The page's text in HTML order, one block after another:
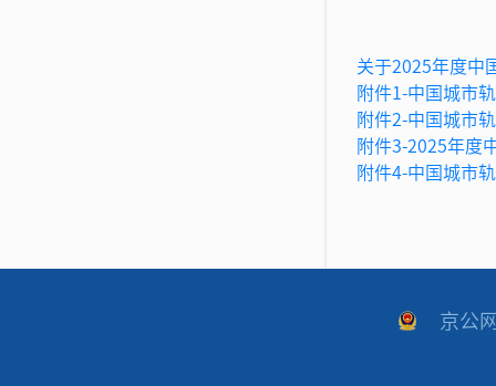
关于2025年度中
附件1-中国城市
附件2-中国城市
附件3-2025年度
附件4-中国城市
京公